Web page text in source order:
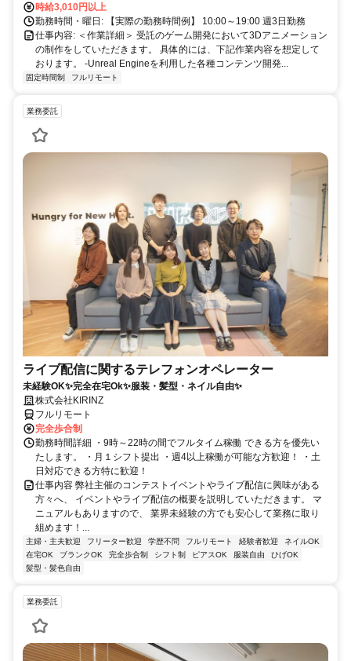
時給3,010円以上
勤務時間・曜日: 【実際の勤務時間例】 10:00～19:00 週3日勤務
仕事内容: ＜作業詳細＞ 受託のゲーム開発において3Dアニメーション
の制作をしていただきます。 具体的には、下記作業内容を想定して
おります。 -Unreal Engineを利用した各種コンテンツ開発...
固定時間制 フルリモート
業務委託
ライブ配信に関するテレフォンオペレーター
未経験OK✨完全在宅Ok✨服装・髪型・ネイル自由✨
株式会社KIRINZ
フルリモート
完全歩合制
勤務時間詳細 ・9時～22時の間でフルタイム稼働 できる方を優先い
たします。 ・月１シフト提出 ・週4以上稼働が可能な方歓迎！ ・土
日対応できる方特に歓迎！
仕事内容 弊社主催のコンテストイベントやライブ配信に興味がある
方々へ、 イベントやライブ配信の概要を説明していただきます。 マ
ニュアルもありますので、 業界未経験の方でも安心して業務に取り
組めます！...
主婦・主夫歓迎 フリーター歓迎 学歴不問 フルリモート 経験者歓迎
ネイルOK
在宅OK
ブランクOK 完全歩合制 シフト制 ピアスOK 服装自由
ひげOK
髪型・髪色自由
業務委託